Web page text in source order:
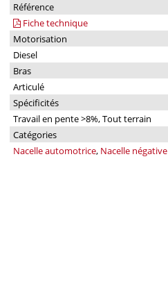
Référence
Fiche technique
Motorisation
Diesel
Bras
Articulé
Spécificités
Travail en pente >8%, Tout terrain
Catégories
Nacelle automotrice, Nacelle négative